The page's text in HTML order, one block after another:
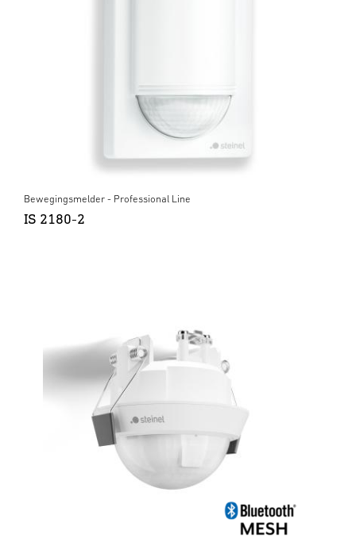
Bewegingsmelder - Professional Line
IS 2180-2